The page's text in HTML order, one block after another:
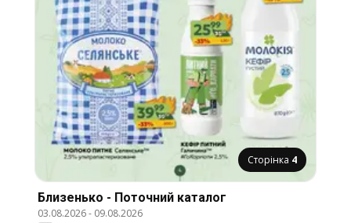
Сторінка 4
Близенько - Поточний каталог
03.08.2026- 09.08.2026